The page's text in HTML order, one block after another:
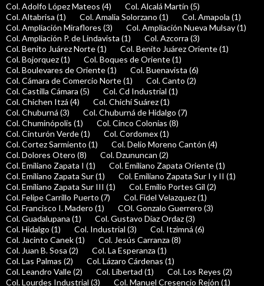
Col. Adolfo López Mateos (4)
Col. Alcalá Martín (5)
Col. Altabrisa (1)
Col. Amalia Solorzano (1)
Col. Amapola (1)
Col. Ampliación Miraflores (3)
Col. Ampliación Nueva Mulsay (1)
Col. Ampliación P. de Lindavista (1)
Col. Azcorra (3)
Col. Benito Juárez Norte (1)
Col. Benito Juárez Oriente (1)
Col. Bojorquez (1)
Col. Boques de Oriente (1)
Col. Boulevares de Oriente (1)
Col. Buenavista (6)
Col. Cámara de Comercio Norte (1)
Col. Canto (2)
Col. Castilla Cámara (5)
Col. Cd Industrial (1)
Col. Chichen Itzá (4)
Col. Chichí Suárez (1)
Col. Chuburná (3)
Col. Chuburná de Hidalgo (7)
Col. Chuminópolis (1)
Col. Cinco Colonias (8)
Col. Cinturón Verde (1)
Col. Cordomex (1)
Col. Cortez Sarmiento (1)
Col. Delio Moreno Cantón (4)
Col. Dolores Otero (8)
Col. Dzununcan (2)
Col. Emiliano Zapata I (1)
Col. Emiliano Zapata Oriente (1)
Col. Emiliano Zapata Sur (1)
Col. Emiliano Zapata Sur I y II (1)
Col. Emiliano Zapata Sur III (1)
Col. Emilio Portes Gil (2)
Col. Felipe Carrillo Puerto (7)
Col. Fidel Velazquez (1)
Col. Francisco I. Madero (1)
COl. Gonzalo Guerrero (3)
Col. Guadalupana (1)
Col. Gustavo Díaz Ordaz (3)
Col. Hidalgo (1)
Col. Industrial (3)
Col. Itzimná (6)
Col. Jacinto Canek (1)
Col. Jesús Carranza (8)
Col. Juan B. Sosa (2)
Col. La Esperanza (1)
Col. Las Palmas (2)
Col. Lázaro Cárdenas (1)
Col. Leandro Valle (2)
Col. Libertad (1)
Col. Los Reyes (2)
Col. Lourdes Industrial (3)
Col. Manuel Cresencio Rejón (1)